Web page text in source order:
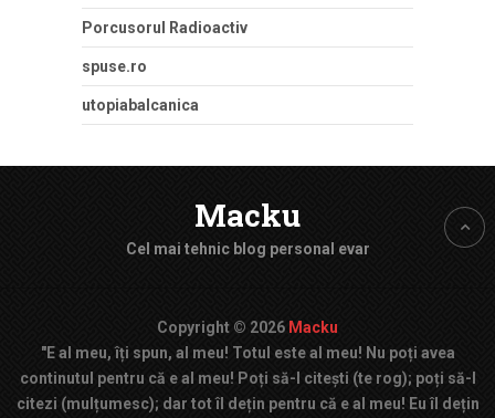
Porcusorul Radioactiv
spuse.ro
utopiabalcanica
Macku
Cel mai tehnic blog personal evar
Copyright © 2026 Macku
"E al meu, îți spun, al meu! Totul este al meu! Nu poți avea
continutul pentru că e al meu! Poți să-l citești (te rog); poți să-l
citezi (mulțumesc); dar tot îl dețin pentru că e al meu! Eu îl dețin